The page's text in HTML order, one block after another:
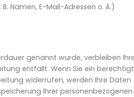
Namen, E-Mail-Adressen o. Ä.)
genannt wurde, verbleiben
entfällt. Wenn Sie ein
widerrufen, werden Ihre Daten
Ihrer personenbezogenen